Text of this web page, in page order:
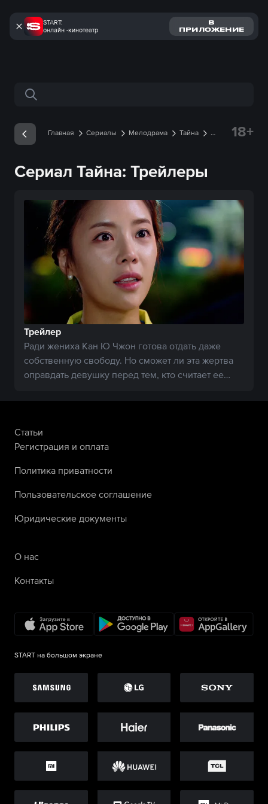
START:
онлайн -кинотеатр
В
ПРИЛОЖЕНИЕ
Поиск по сайту
Главная Сериалы Мелодрама
Тайна
18+
Сериал Тайна: Трейлеры
Трейлер
Ради жениха Кан Ю Чжон готова отдать даже
собственную свободу. Но сможет ли эта жертва
оправдать девушку перед тем, кто считает ее
Статьи
Регистрация и оплата
Политика приватности
Пользовательское соглашение
Юридические документы
О нас
Контакты
START на большом экране